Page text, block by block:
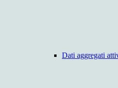
Dati aggregati